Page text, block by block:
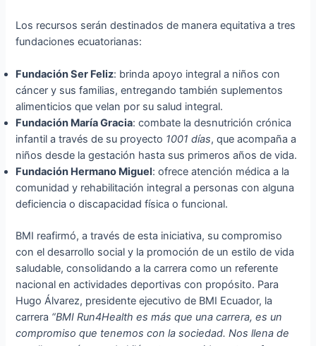
Los recursos serán destinados de manera equitativa a tres
fundaciones ecuatorianas:
Fundación Ser Feliz: brinda apoyo integral a niños con
cáncer y sus familias, entregando también suplementos
alimenticios que velan por su salud integral.
Fundación María Gracia: combate la desnutrición crónica
infantil a través de su proyecto 1001 días, que acompaña a
niños desde la gestación hasta sus primeros años de vida.
Fundación Hermano Miguel: ofrece atención médica a la
comunidad y rehabilitación integral a personas con alguna
deficiencia o discapacidad física o funcional.
BMI reafirmó, a través de esta iniciativa, su compromiso
con el desarrollo social y la promoción de un estilo de vida
saludable, consolidando a la carrera como un referente
nacional en actividades deportivas con propósito. Para
Hugo Álvarez, presidente ejecutivo de BMI Ecuador, la
carrera “BMI Run4Health es más que una carrera, es un
compromiso que tenemos con la sociedad. Nos llena de